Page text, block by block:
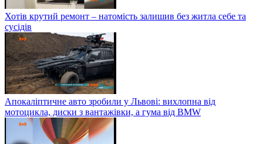
Хотів крутий ремонт – натомість залишив без житла себе та
сусідів
Апокаліптичне авто зробили у Львові: вихлопна від
мотоцикла, диски з вантажівки, а гума від BMW